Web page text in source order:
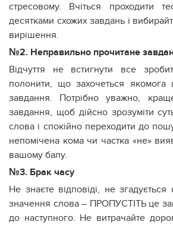
стресовому. Вчіться проходити
десятками схожих завдань і
вирішення.
№2. Неправильно прочитане
Відчуття не встигнути все
полонити, що захочеться якомога
завдання. Потрібно уважно,
завдання, щоб дійсно зрозуміти
слова і спокійно переходити до
непомічена кома чи частка «не»
вашому балу.
№3. Брак часу
Не знаєте відповіді, не
значення слова – ПРОПУСТІТЬ це
до наступного. Не витрачайте